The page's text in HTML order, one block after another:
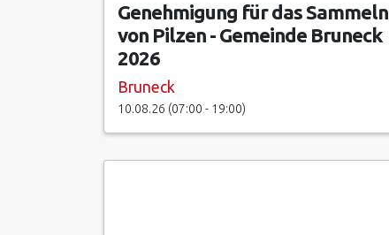
Genehmigung für das Sammeln
von Pilzen - Gemeinde Bruneck
2026
Bruneck
10.08.26 (07:00 - 19:00)